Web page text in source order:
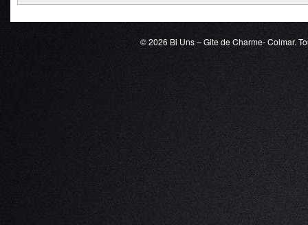
© 2026 Bi Uns – Gite de Charme- Colmar.